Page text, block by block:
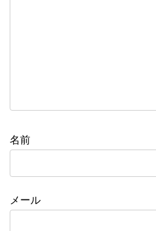
名前
メール